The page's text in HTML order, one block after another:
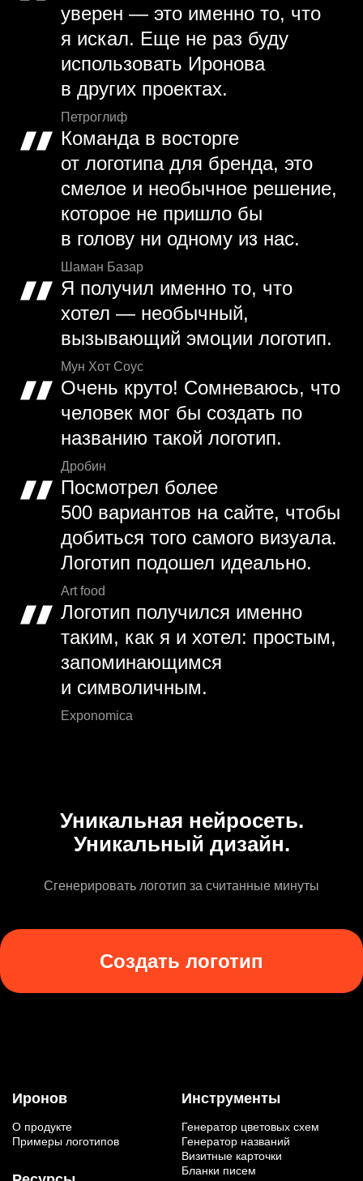
уверен — это именно то, что
я искал. Еще не раз буду
использовать Иронова
в других проектах.
Петроглиф
Команда в восторге
от логотипа для бренда, это
смелое и необычное решение,
которое не пришло бы
в голову ни одному из нас.
Шаман Базар
Я получил именно то, что
хотел — необычный,
вызывающий эмоции логотип.
Мун Хот Соус
Очень круто! Сомневаюсь, что
человек мог бы создать по
названию такой логотип.
Дробин
Посмотрел более
500 вариантов на сайте, чтобы
добиться того самого визуала.
Логотип подошел идеально.
Art food
Логотип получился именно
таким, как я и хотел: простым,
запоминающимся
и символичным.
Exponomica
Уникальная нейросеть.
Уникальный дизайн.
Сгенерировать логотип за считанные минуты
Создать логотип
Иронов
О продукте
Примеры логотипов
Инструменты
Генератор цветовых схем
Генератор названий
Визитные карточки
Бланки писем